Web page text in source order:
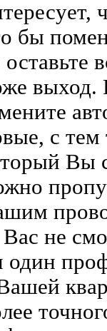
бы
оставьте
выход.
с тем
Вы
Вас не
один